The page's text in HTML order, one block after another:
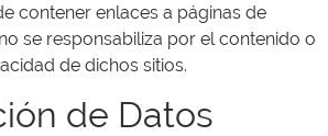
contener enlaces a páginas de
se responsabiliza por el contenido o
de dichos sitios.
de Datos